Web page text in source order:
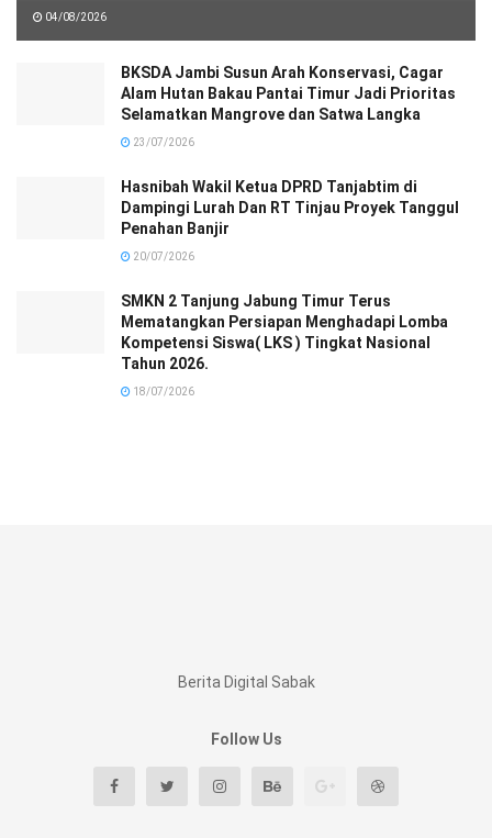
04/08/2026
BKSDA Jambi Susun Arah Konservasi, Cagar
Alam Hutan Bakau Pantai Timur Jadi Prioritas
Selamatkan Mangrove dan Satwa Langka
23/07/2026
Hasnibah Wakil Ketua DPRD Tanjabtim di
Dampingi Lurah Dan RT Tinjau Proyek Tanggul
Penahan Banjir
20/07/2026
SMKN 2 Tanjung Jabung Timur Terus
Mematangkan Persiapan Menghadapi Lomba
Kompetensi Siswa( LKS ) Tingkat Nasional
Tahun 2026.
18/07/2026
Berita Digital Sabak
Follow Us